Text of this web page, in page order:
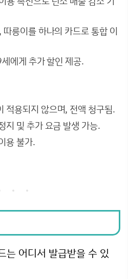
릉이를 하나의 카드로 통합 이
에게 추가 할인 제공.
적용되지 않으며, 전액 청구됨.
지 및 추가 요금 발생 가능.
용 불가.
는 어디서 발급받을 수 있